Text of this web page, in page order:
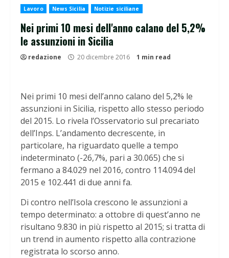
Lavoro News Sicilia Notizie siciliane
Nei primi 10 mesi dell'anno calano del 5,2%
le assunzioni in Sicilia
redazione 20 dicembre 2016 1 min read
Nei primi 10 mesi dell’anno calano del 5,2% le
assunzioni in Sicilia, rispetto allo stesso periodo
del 2015. Lo rivela l’Osservatorio sul precariato
dell’Inps. L’andamento decrescente, in
particolare, ha riguardato quelle a tempo
indeterminato (-26,7%, pari a 30.065) che si
fermano a 84.029 nel 2016, contro 114.094 del
2015 e 102.441 di due anni fa.
Di contro nell’Isola crescono le assunzioni a
tempo determinato: a ottobre di quest’anno ne
risultano 9.830 in più rispetto al 2015; si tratta di
un trend in aumento rispetto alla contrazione
registrata lo scorso anno.